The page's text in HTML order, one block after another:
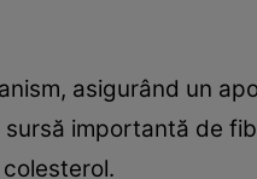
asigurând un
importantă de